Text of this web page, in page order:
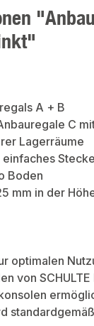
A + B
C
Lagerräume
Boden
mm in der
optimalen
von